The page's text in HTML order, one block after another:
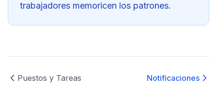
trabajadores memoricen los patrones.
Puestos y Tareas Notificaciones